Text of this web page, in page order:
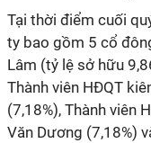
Tại thời điểm cuối
ty bao gồm 5 cổ
Lâm (tỷ lệ sở hữu
Thành viên HĐQT
(7,18%), Thành viên
Văn Dương (7,18%)